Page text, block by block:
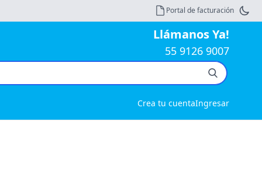
Portal de facturación
Llámanos Ya!
55 9126 9007
Crea tu cuentaIngresar